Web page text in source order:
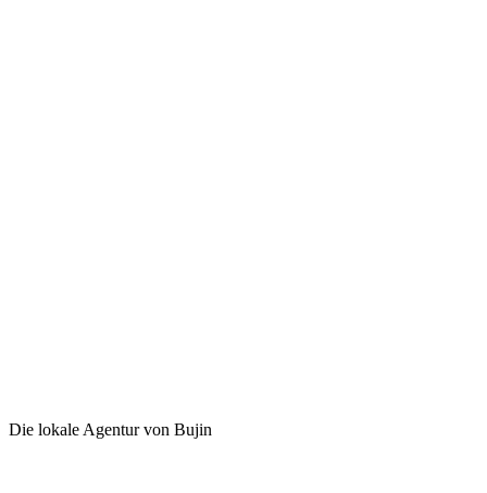
Die lokale Agentur von Bujin